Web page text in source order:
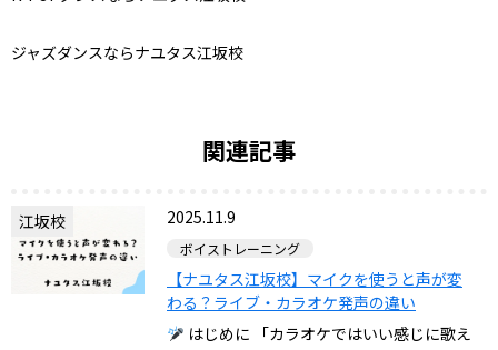
ジャズダンスならナユタス江坂校
関連記事
江坂校 2025.11.9
ボイストレーニング
【ナユタス江坂校】マイクを使うと声が変
わる？ライブ・カラオケ発声の違い
はじめに 「カラオケではいい感じに歌え